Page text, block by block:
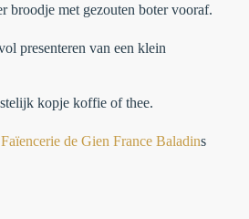
broodje met gezouten boter vooraf.
presenteren van een klein
kopje koffie of thee.
Faïencerie de Gien France Baladins